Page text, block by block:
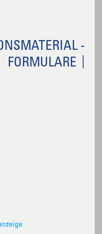
-
FORMULARE